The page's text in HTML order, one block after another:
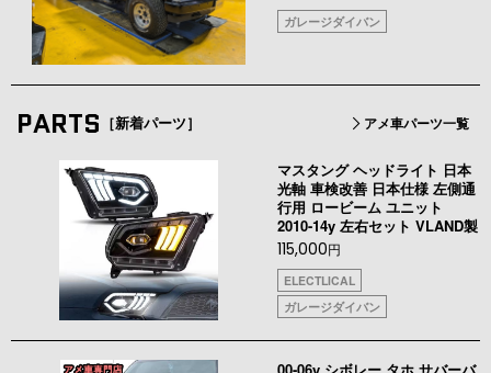
ガレージダイバン
PARTS ［新着パーツ］ アメ車パーツ一覧
マスタング ヘッドライト 日本
光軸 車検改善 日本仕様 左側通
行用 ロービーム ユニット
2010-14y 左右セット VLAND製
115,000円
ELECTLICAL
ガレージダイバン
00-06y シボレー タホ サバーバ